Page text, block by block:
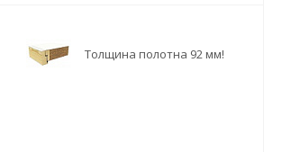
Толщина полотна 92 мм!